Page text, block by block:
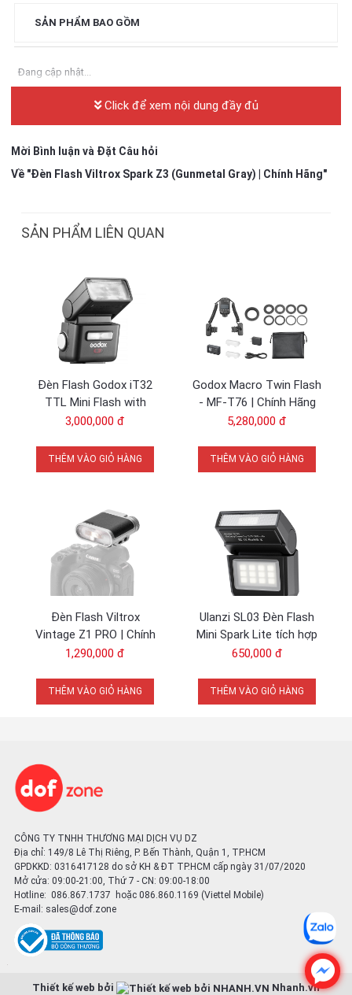
SẢN PHẨM BAO GỒM
Đang cập nhật...
Click để xem nội dung đầy đủ
Mời Bình luận và Đặt Câu hỏi
Về "Đèn Flash Viltrox Spark Z3 (Gunmetal Gray) | Chính Hãng"
SẢN PHẨM LIÊN QUAN
Đèn Flash Godox iT32
TTL Mini Flash with
X5CM Trigger Kit for
3,000,000 đ
THÊM VÀO GIỎ HÀNG
Godox Macro Twin Flash
- MF-T76 | Chính Hãng
5,280,000 đ
THÊM VÀO GIỎ HÀNG
Đèn Flash Viltrox
Vintage Z1 PRO | Chính
Hãng
1,290,000 đ
THÊM VÀO GIỎ HÀNG
Ulanzi SL03 Đèn Flash
Mini Spark Lite tích hợp
pin 300mAh | Chính Hãng
650,000 đ
THÊM VÀO GIỎ HÀNG
CÔNG TY TNHH THƯƠNG MẠI DỊCH VỤ DZ
Địa chỉ: 149/8 Lê Thị Riêng, P. Bến Thành, Quận 1, TP.HCM
GPDKKD: 0316417128 do sở KH & ĐT TP.HCM cấp ngày 31/07/2020
Mở cửa: 09:00-21:00, Thứ 7 - CN: 09:00-18:00
Hotline: 086.867.1737 hoặc 086.860.1169 (Viettel Mobile)
E-mail: sales@dof.zone
Thiết kế web bởi Nhanh.vn